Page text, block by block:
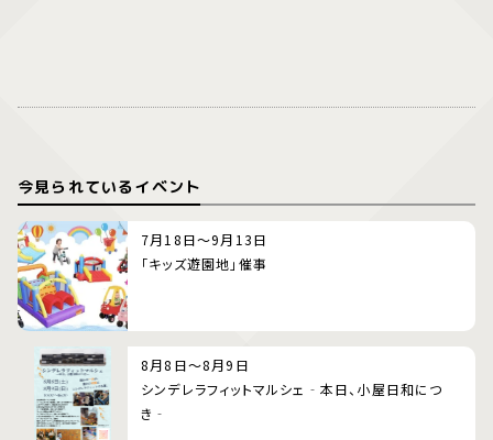
今見られているイベント
7月18日～9月13日
「キッズ遊園地」催事
8月8日～8月9日
シンデレラフィットマルシェ‐本日、小屋日和につ
き‐